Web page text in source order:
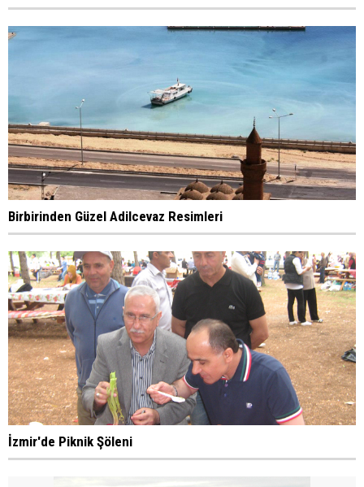
Birbirinden Güzel Adilcevaz Resimleri
İzmir'de Piknik Şöleni